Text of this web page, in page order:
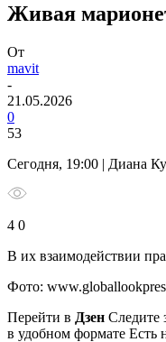
Живая
От
mavit
-
21.05.2026
0
53
Сегодня, 19:00 | Диана
4 0
В их взаимодействии
Фото:
Перейти в Дзен Следите
в удобном формате Есть